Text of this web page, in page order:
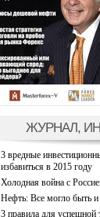
ЖУРНАЛ,
3 вредные
избавиться в 2015 году
Холодная война с
Нефть: Все могло быть и
3 правила для